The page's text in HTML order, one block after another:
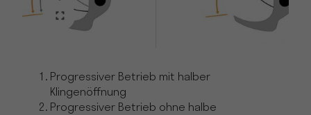
Progressiver Betrieb mit halber
Klingenöffnung
Progressiver Betrieb ohne halbe